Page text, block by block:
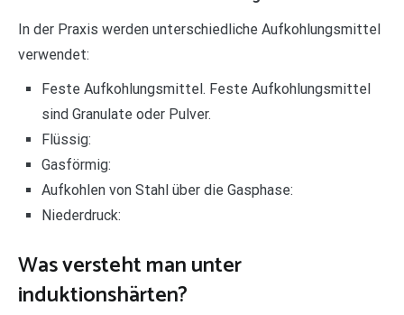
In der Praxis werden unterschiedliche Aufkohlungsmittel
verwendet:
Feste Aufkohlungsmittel. Feste Aufkohlungsmittel
sind Granulate oder Pulver.
Flüssig:
Gasförmig:
Aufkohlen von Stahl über die Gasphase:
Niederdruck:
Was versteht man unter
induktionshärten?